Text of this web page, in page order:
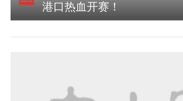
港口热血开赛！